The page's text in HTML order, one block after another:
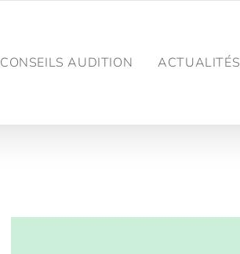
CONSEILS AUDITION ACTUALITÉS